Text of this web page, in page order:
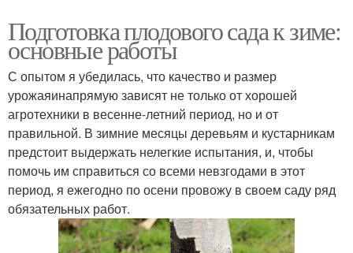
Подготовка плодового сада к зиме:
основные работы
С опытом я убедилась, что качество и размер
урожаяинапрямую зависят не только от хорошей
агротехники в весенне-летний период, но и от
правильной. В зимние месяцы деревьям и кустарникам
предстоит выдержать нелегкие испытания, и, чтобы
помочь им справиться со всеми невзгодами в этот
период, я ежегодно по осени провожу в своем саду ряд
обязательных работ.